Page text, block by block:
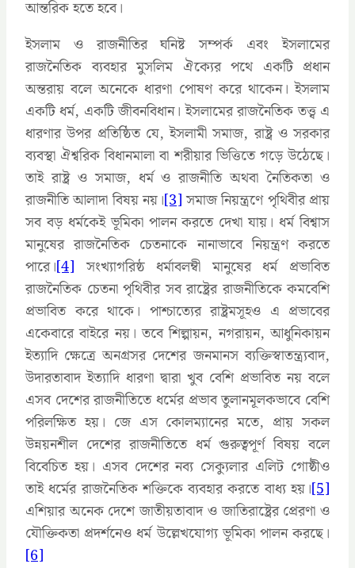
আন্তরিক হতে হবে।
ইসলাম ও রাজনীতির ঘনিষ্ট সম্পর্ক এবং ইসলামের
রাজনৈতিক ব্যবহার মুসলিম ঐক্যের পথে একটি প্রধান
অন্তরায় বলে অনেকে ধারণা পোষণ করে থাকেন। ইসলাম
একটি ধর্ম, একটি জীবনবিধান। ইসলামের রাজনৈতিক তত্ত্ব এ
ধারণার উপর প্রতিষ্ঠিত যে, ইসলামী সমাজ, রাষ্ট্র ও সরকার
ব্যবস্থা ঐশ্বরিক বিধানমালা বা শরীয়ার ভিত্তিতে গড়ে উঠেছে।
তাই রাষ্ট্র ও সমাজ, ধর্ম ও রাজনীতি অথবা নৈতিকতা ও
রাজনীতি আলাদা বিষয় নয়।[3]সমাজ নিয়ন্ত্রণে পৃথিবীর প্রায়
সব বড় ধর্মকেই ভূমিকা পালন করতে দেখা যায়। ধর্ম বিশ্বাস
মানুষের রাজনৈতিক চেতনাকে নানাভাবে নিয়ন্ত্রণ করতে
পারে।[4] সংখ্যাগরিষ্ঠ ধর্মাবলম্বী মানুষের ধর্ম প্রভাবিত
রাজনৈতিক চেতনা পৃথিবীর সব রাষ্ট্রের রাজনীতিকে কমবেশি
প্রভাবিত করে থাকে। পাশ্চাত্যের রাষ্ট্রমসূহও এ প্রভাবের
একেবারে বাইরে নয়। তবে শিল্পায়ন, নগরায়ন, আধুনিকায়ন
ইত্যাদি ক্ষেত্রে অনগ্রসর দেশের জনমানস ব্যক্তিস্বাতন্ত্র্যবাদ,
উদারতাবাদ ইত্যাদি ধারণা দ্বারা খুব বেশি প্রভাবিত নয় বলে
এসব দেশের রাজনীতিতে ধর্মের প্রভাব তুলানমূলকভাবে বেশি
পরিলক্ষিত হয়। জে এস কোলম্যানের মতে, প্রায় সকল
উন্নয়নশীল দেশের রাজনীতিতে ধর্ম গুরুত্বপূর্ণ বিষয় বলে
বিবেচিত হয়। এসব দেশের নব্য সেক্যুলার এলিট গোষ্ঠীও
তাই ধর্মের রাজনৈতিক শক্তিকে ব্যবহার করতে বাধ্য হয়।[5]
এশিয়ার অনেক দেশে জাতীয়তাবাদ ও জাতিরাষ্ট্রের প্রেরণা ও
যৌক্তিকতা প্রদর্শনেও ধর্ম উল্লেখযোগ্য ভূমিকা পালন করছে।
[6]